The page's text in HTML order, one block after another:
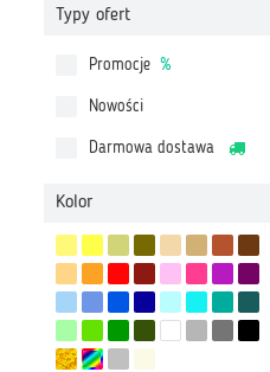
Typy ofert
Promocje %
Nowości
Darmowa dostawa
Kolor